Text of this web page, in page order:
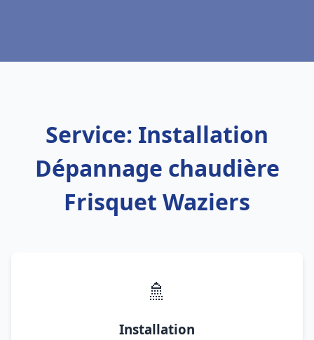
Service: Installation
Dépannage chaudière
Frisquet Waziers
🚿
Installation